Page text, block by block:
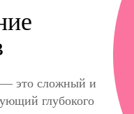
это сложный и
глубокого